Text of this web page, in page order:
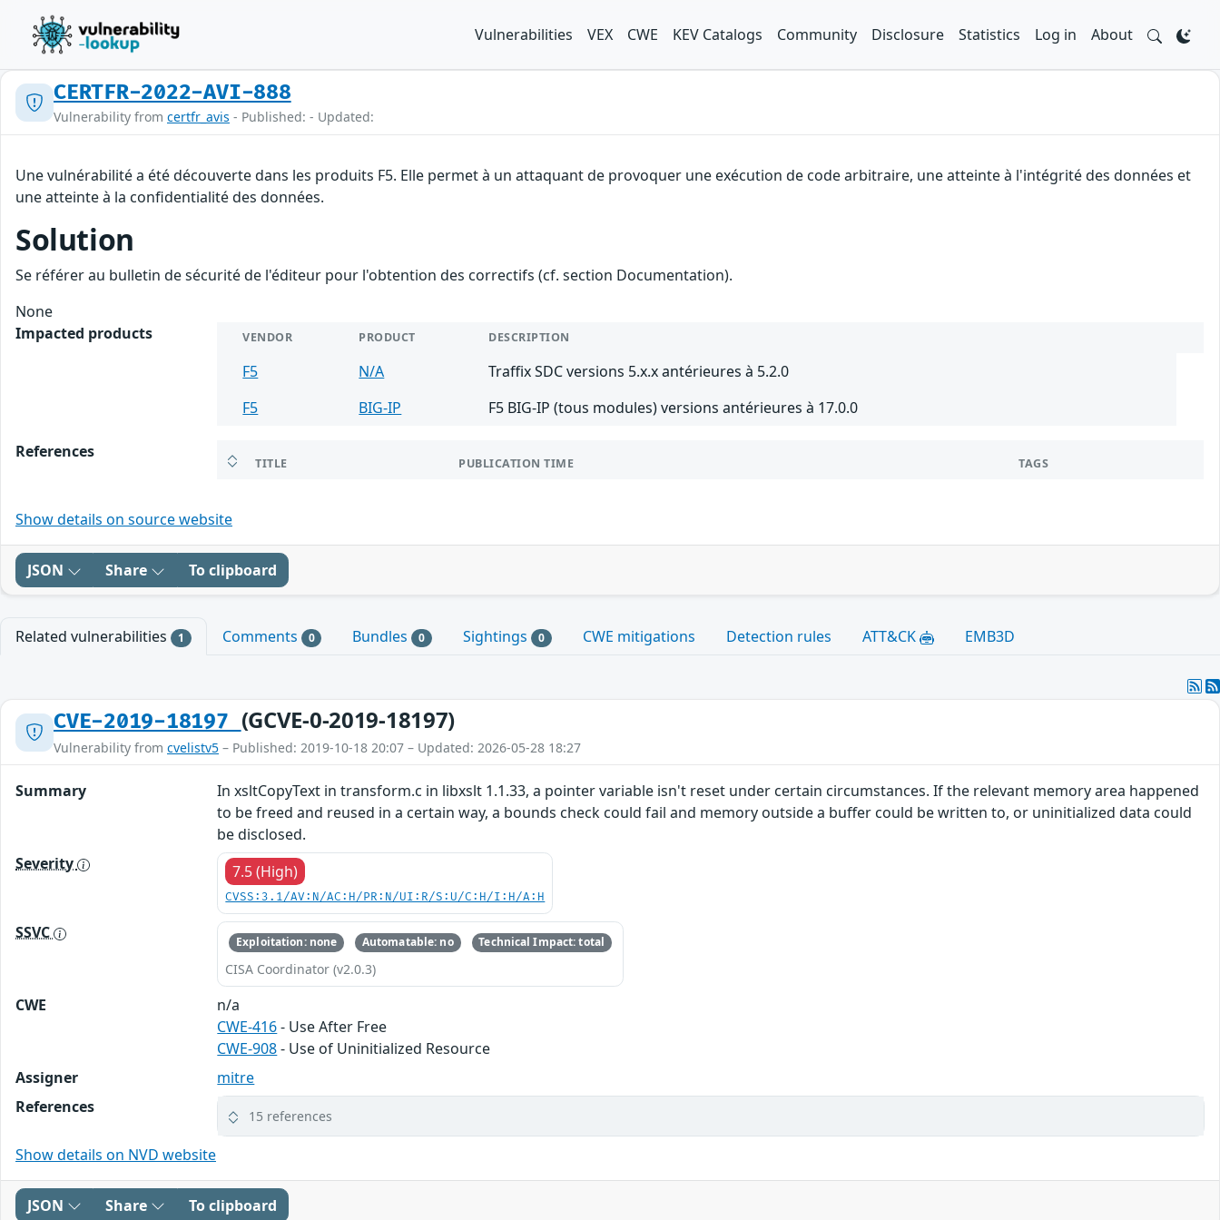
Vulnerabilities VEX CWE KEV Catalogs Community Disclosure Statistics Log in About
CERTFR-2022-AVI-888
Vulnerability from certfr_avis - Published: - Updated:
Une vulnérabilité a été découverte dans les produits F5. Elle permet à un attaquant de provoquer une exécution de code arbitraire, une atteinte à l'intégrité des données et
une atteinte à la confidentialité des données.
Solution
Se référer au bulletin de sécurité de l'éditeur pour l'obtention des correctifs (cf. section Documentation).
None
Impacted products
VENDOR PRODUCT DESCRIPTION
F5 N/A
Traffix SDC versions 5.x.x antérieures à 5.2.0
F5
BIG-IP F5 BIG-IP (tous modules) versions antérieures à 17.0.0
References
TITLE PUBLICATION TIME TAGS
Show details on source website
JSON Share To clipboard
Related vulnerabilities 1 Comments 0 Bundles 0 Sightings 0 CWE mitigations Detection rules ATT&CK EMB3D
CVE-2019-18197 (GCVE-0-2019-18197)
Vulnerability from cvelistv5 – Published: 2019-10-18 20:07 – Updated: 2026-05-28 18:27
Summary
In xsltCopyText in transform.c in libxslt 1.1.33, a pointer variable isn't reset under certain circumstances. If the relevant memory area happened
to be freed and reused in a certain way, a bounds check could fail and memory outside a buffer could be written to, or uninitialized data could
be disclosed.
Severity
7.5 (High)
CVSS:3.1/AV:N/AC:H/PR:N/UI:R/S:U/C:H/I:H/A:H
SSVC Exploitation: none Automatable: no Technical Impact: total
CISA Coordinator (v2.0.3)
CWE
n/a
CWE-416- Use After Free
CWE-908- Use of Uninitialized Resource
Assigner
mitre
References
15 references
Show details on NVD website
JSON Share To clipboard